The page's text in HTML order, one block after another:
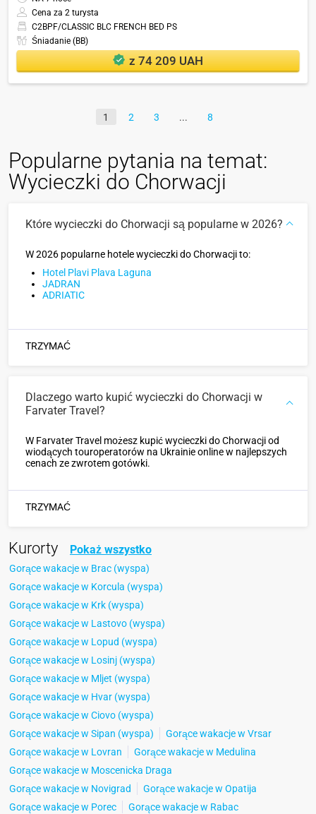
Cena za 2 turysta
C2BPF/CLASSIC BLC FRENCH BED PS
Śniadanie (BB)
z 74 209 UAH
1 2 3 8
Popularne pytania na temat:
Wycieczki do Chorwacji
Które wycieczki do Chorwacji są popularne w 2026?
W 2026 popularne hotele wycieczki do Chorwacji to:
Hotel Plavi Plava Laguna
JADRAN
ADRIATIC
TRZYMAĆ
Dlaczego warto kupić wycieczki do Chorwacji w
Farvater Travel?
W Farvater Travel możesz kupić wycieczki do Chorwacji od
wiodących touroperatorów na Ukrainie online w najlepszych
cenach ze zwrotem gotówki.
TRZYMAĆ
Kurorty Pokaż wszystko
Gorące wakacje w Brac (wyspa)
Gorące wakacje w Korcula (wyspa)
Gorące wakacje w Krk (wyspa)
Gorące wakacje w Lastovo (wyspa)
Gorące wakacje w Lopud (wyspa)
Gorące wakacje w Losinj (wyspa)
Gorące wakacje w Mljet (wyspa)
Gorące wakacje w Hvar (wyspa)
Gorące wakacje w Ciovo (wyspa)
Gorące wakacje w Sipan (wyspa)
Gorące wakacje w Vrsar
Gorące wakacje w Lovran
Gorące wakacje w Medulina
Gorące wakacje w Moscenicka Draga
Gorące wakacje w Novigrad
Gorące wakacje w Opatija
Gorące wakacje w Porec
Gorące wakacje w Rabac